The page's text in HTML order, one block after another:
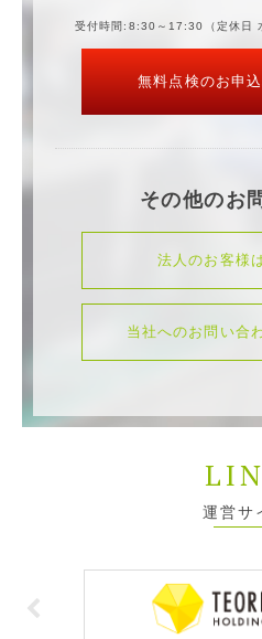
受付時間 8:30～17:30（定休日
無料点検のお申
その他のお
法人のお客様
当社へのお問い合
運営サ